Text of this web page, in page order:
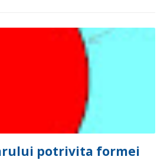
potrivita formei